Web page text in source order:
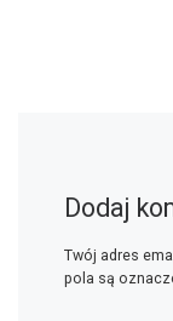
Dodaj
Twój adres
pola są